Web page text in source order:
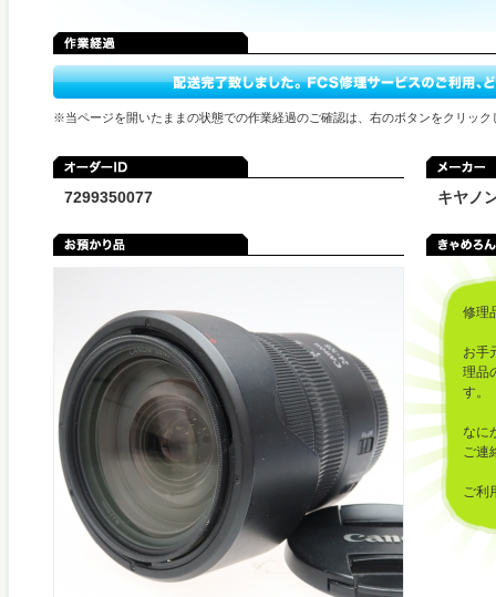
※当ページを開いたままの状態での作業経過のご確認は、右のボタンをクリック
7299350077 キヤノ
修理
お手
理品
す。
なに
ご連
ご利